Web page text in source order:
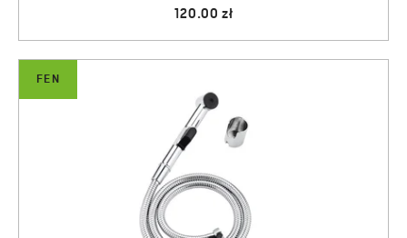
120.00 zł
FEN